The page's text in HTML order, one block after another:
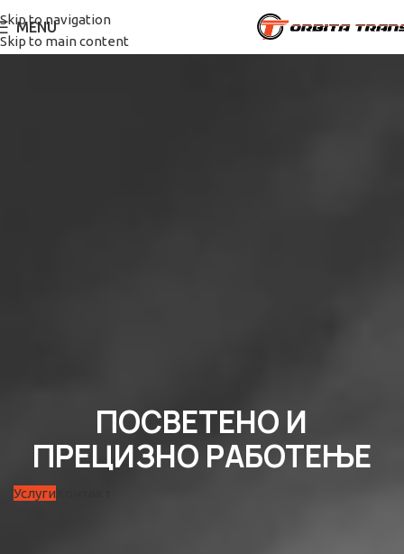
Skip to navigation
Skip to main content
MENU
ПОСВЕТЕНО И
ПРЕЦИЗНО РАБОТЕЊЕ
Услуги